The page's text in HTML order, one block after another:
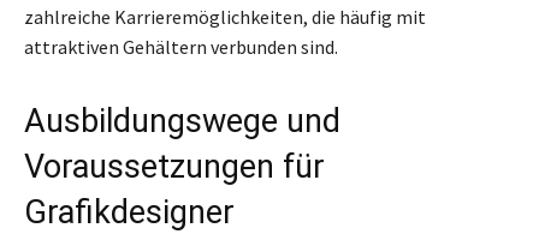
zahlreiche Karrieremöglichkeiten, die häufig mit
attraktiven Gehältern verbunden sind.
Ausbildungswege und
Voraussetzungen für
Grafikdesigner